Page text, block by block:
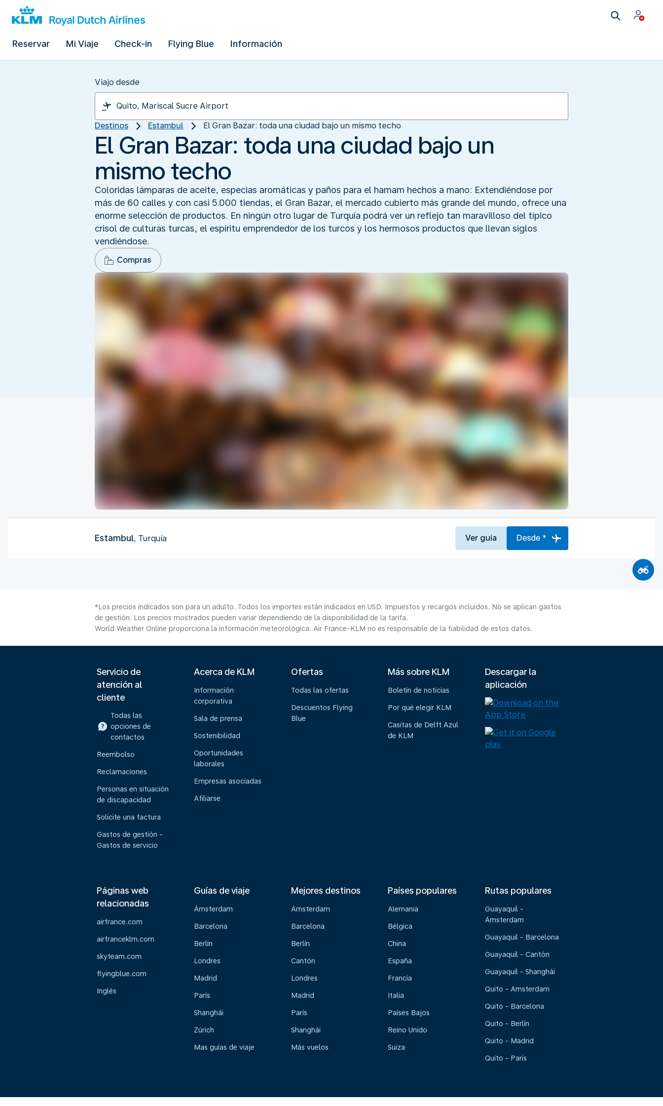
Reservar Mi Viaje Check-in Flying Blue Información
Viajo desde
Destinos Estambul El Gran Bazar: toda una ciudad bajo un mismo techo
El Gran Bazar: toda una ciudad bajo un
mismo techo
Coloridas lámparas de aceite, especias aromáticas y paños para el hamam hechos a mano: Extendiéndose por
más de 60 calles y con casi 5.000 tiendas, el Gran Bazar, el mercado cubierto más grande del mundo, ofrece una
enorme selección de productos. En ningún otro lugar de Turquía podrá ver un reflejo tan maravilloso del típico
crisol de culturas turcas, el espíritu emprendedor de los turcos y los hermosos productos que llevan siglos
vendiéndose.
Compras
Estambul, Turquía Ver guía Desde *
*Los precios indicados son para un adulto. Todos los importes están indicados en USD. Impuestos y recargos incluidos. No se aplican gastos
de gestión. Los precios mostrados pueden variar dependiendo de la disponibilidad de la tarifa.
World Weather Online proporciona la información meteorológica. Air France-KLM no es responsable de la fiabilidad de estos datos.
Servicio de
atención al
cliente
Todas las
opciones de
contactos
Reembolso
Reclamaciones
Personas en situación
de discapacidad
Solicite una factura
Gastos de gestión -
Gastos de servicio
Acerca de KLM
Información
corporativa
Sala de prensa
Sostenibilidad
Oportunidades
laborales
Empresas asociadas
Afiliarse
Ofertas
Todas las ofertas
Descuentos Flying
Blue
Más sobre KLM
Boletín de noticias
Por qué elegir KLM
Casitas de Delft Azul
de KLM
Descargar la
aplicación
Páginas web
relacionadas
airfrance.com
airfranceklm.com
skyteam.com
flyingblue.com
Inglés
Guías de viaje
Ámsterdam
Barcelona
Berlín
Londres
Madrid
París
Shanghái
Zúrich
Mas guías de viaje
Mejores destinos
Ámsterdam
Barcelona
Berlín
Cantón
Londres
Madrid
París
Shanghái
Más vuelos
Países populares
Alemania
Bélgica
China
España
Francia
Italia
Países Bajos
Reino Unido
Suiza
Rutas populares
Guayaquil -
Ámsterdam
Guayaquil - Barcelona
Guayaquil - Cantón
Guayaquil - Shanghái
Quito - Amsterdam
Quito - Barcelona
Quito - Berlín
Quito - Madrid
Quito - Paris